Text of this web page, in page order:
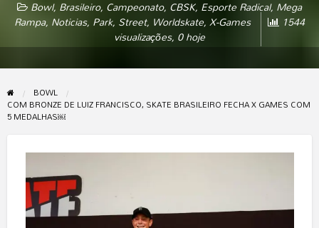
Bowl, Brasileiro, Campeonato, CBSK, Esporte Radical, Mega
Rampa, Noticias, Park, Street, Worldskate,X-Games 1544
visualizações, 0 hoje
BOWL
COM BRONZE DE LUIZ FRANCISCO, SKATE BRASILEIRO FECHA X GAMES COM
5 MEDALHAS￼